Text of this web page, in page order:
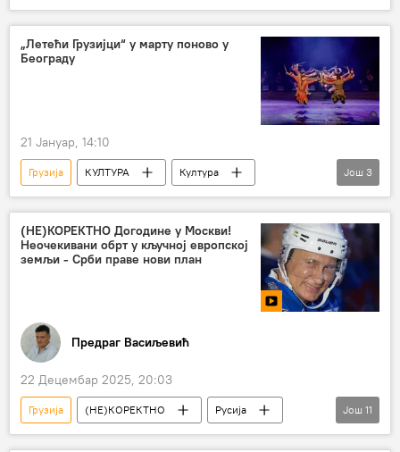
Патријарх
„Летећи Грузијци“ у марту поново у
Београду
21 Јануар, 14:10
Грузија КУЛТУРА
Култура
Култура – вести
балет
МТС дворана
Још 3
(НЕ)КОРЕКТНО Догодине у Москви!
Неочекивани обрт у кључној европској
земљи - Срби праве нови план
Предраг Васиљевић
22 Децембар 2025, 20:03
Грузија (НЕ)КОРЕКТНО
Русија
Америка
Емануел Макрон
Још 11